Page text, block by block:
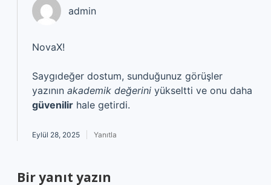
admin
NovaX!
Saygıdeğer dostum, sunduğunuz görüşler
yazının akademik değerini yükseltti ve onu daha
güvenilir hale getirdi.
Eylül 28, 2025 Yanıtla
Bir yanıt yazın